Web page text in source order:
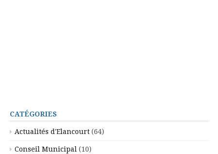
CATÉGORIES
Actualités d'Elancourt (64)
Conseil Municipal (10)